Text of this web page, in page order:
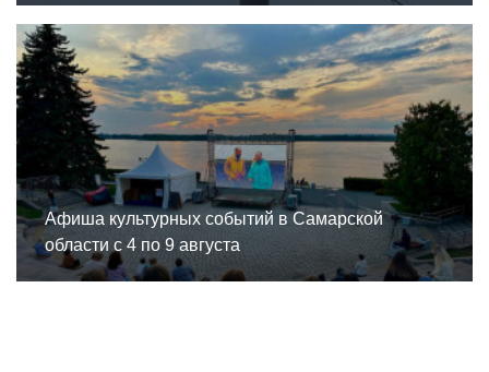
Афиша культурных событий в Самарской
области с 4 по 9 августа